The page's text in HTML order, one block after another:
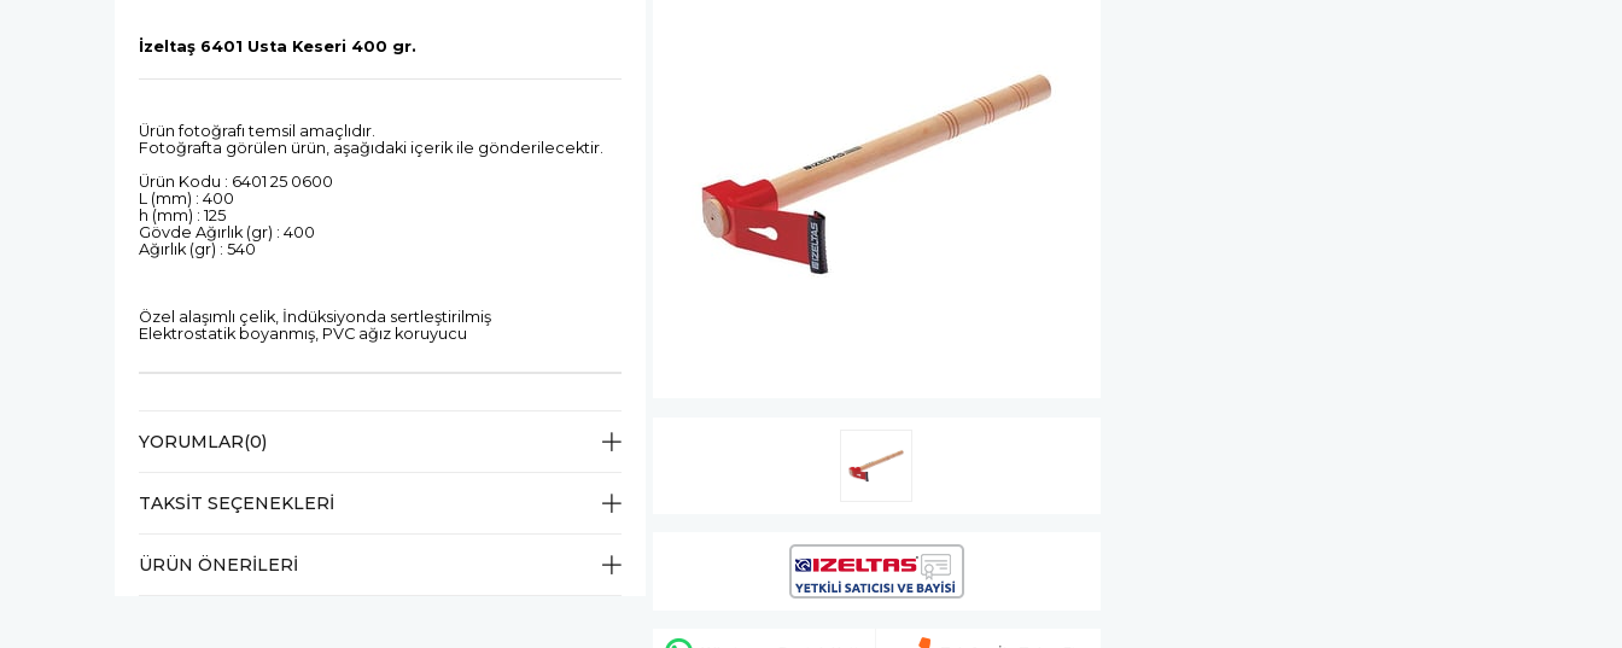
İzeltaş 6401 Usta Keseri 400 gr.
Ürün fotoğrafı temsil amaçlıdır.
Fotoğrafta görülen ürün, aşağıdaki içerik ile gönderilecektir.
Ürün Kodu : 6401 25 0600
L (mm) : 400
h (mm) : 125
Gövde Ağırlık (gr) : 400
Ağırlık (gr) : 540
Özel alaşımlı çelik, İndüksiyonda sertleştirilmiş
Elektrostatik boyanmış, PVC ağız koruyucu
YORUMLAR(0)
TAKSIT SEÇENEKLERI
ÜRÜN ÖNERILERI